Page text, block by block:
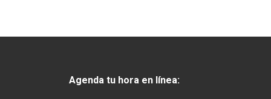
Agenda tu hora en línea: